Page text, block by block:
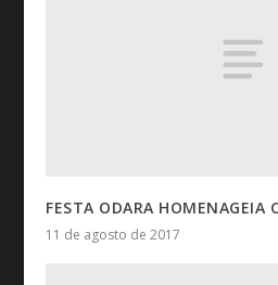
FESTA ODARA HOMENAGEIA
11 de agosto de 2017